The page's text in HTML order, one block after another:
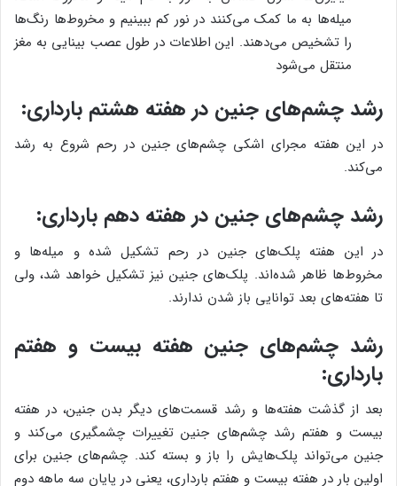
میله‌ها به ما کمک ‌می‌کنند در نور کم ببینیم و مخروط‌ها رنگ‌ها
را تشخیص ‌می‌دهند. این اطلاعات در طول عصب بینایی به مغز
منتقل ‌می‌شود
رشد چشم‌های جنین در هفته هشتم بارداری:
در این هفته مجرای اشکی چشم‌های جنین در رحم شروع به رشد
‌می‌کند.
رشد چشم‌های جنین در هفته دهم بارداری:
در این هفته پلک‌های جنین در رحم تشکیل شده و میله‌ها و
مخروط‌ها ظاهر شده‌اند. پلک‌های جنین نیز تشکیل خواهد شد، ولی
تا هفته‌های بعد توانایی باز شدن ندارند.
رشد چشم‌های جنین هفته بیست و هفتم
بارداری:
بعد از گذشت هفته‌ها و رشد قسمت‌های دیگر بدن جنین، در هفته
بیست و هفتم رشد چشم‌های جنین تغییرات چشمگیری می‌کند و
جنین می‌تواند پلک‌هایش را باز و بسته کند. چشم‌های جنین برای
اولین بار در هفته بیست و هفتم بارداری، یعنی در پایان سه ماهه دوم